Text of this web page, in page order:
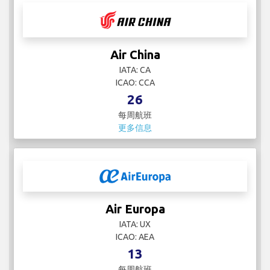
Air China
IATA: CA
ICAO: CCA
26
每周航班
更多信息
Air Europa
IATA: UX
ICAO: AEA
13